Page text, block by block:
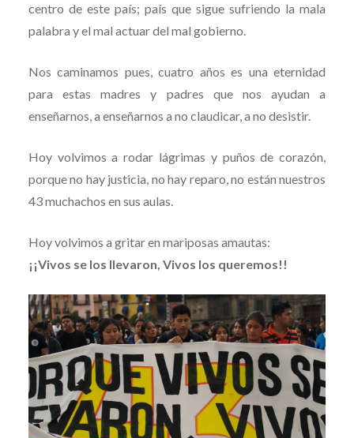
centro de este país; país que sigue sufriendo la mala
palabra y el mal actuar del mal gobierno.
Nos caminamos pues, cuatro años es una eternidad
para estas madres y padres que nos ayudan a
enseñarnos, a enseñarnos a no claudicar, a no desistir.
Hoy volvimos a rodar lágrimas y puños de corazón,
porque no hay justicia, no hay reparo, no están nuestros
43 muchachos en sus aulas.
Hoy volvimos a gritar en mariposas amautas:
¡¡Vivos se los llevaron, Vivos los queremos!!